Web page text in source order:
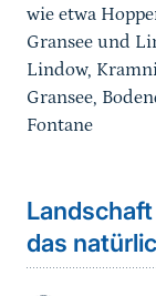
wie etwa
Gransee und
Lindow,
Gransee,
Fontane
das